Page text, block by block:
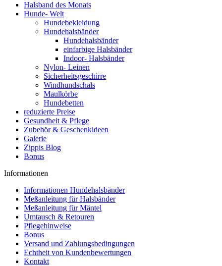
Halsband des Monats
Hunde- Welt
Hundebekleidung
Hundehalsbänder
Hundehalsbänder
einfarbige Halsbänder
Indoor- Halsbänder
Nylon- Leinen
Sicherheitsgeschirre
Windhundschals
Maulkörbe
Hundebetten
reduzierte Preise
Gesundheit & Pflege
Zubehör & Geschenkideen
Galerie
Zippis Blog
Bonus
Informationen
Informationen Hundehalsbänder
Meßanleitung für Halsbänder
Meßanleitung für Mäntel
Umtausch & Retouren
Pflegehinweise
Bonus
Versand und Zahlungsbedingungen
Echtheit von Kundenbewertungen
Kontakt